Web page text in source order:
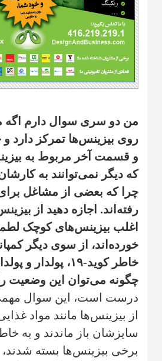
من دو سری سوال دارم اگه
روی بیزینس‌ها تمرکز دارد و
و قسمت آخر مربوط به
که دیگر نمی‌توانند به
چرا که بعضی از مشاغل
رفته‌اند. اجازه دهید از
اغلب بیزینس‌های کوچک
خورده‌اند، از سوی دیگر
خاطر کوید-۱۹، پولدار
چگونه می‌توان این وضعیت
درست است، این سوال
از بیزینس‌ها مانند مواد
سایزشان باز ماندند و به
برخی بیزینس‌ها بسته شدند،